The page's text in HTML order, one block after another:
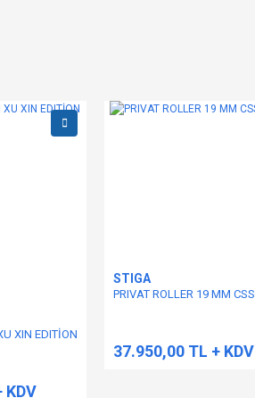
XIN EDITİON
KDV
STIGA
PRIVAT ROLLER 19 MM CSS
37.950,00 TL + KDV